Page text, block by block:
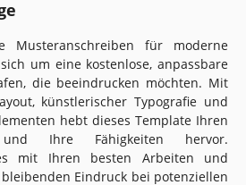
Musteranschreiben für moderne
um eine kostenlose, anpassbare
die beeindrucken möchten. Mit
künstlerischer Typografie und
hebt dieses Template Ihren
Ihre Fähigkeiten hervor.
mit Ihren besten Arbeiten und
Eindruck bei potenziellen